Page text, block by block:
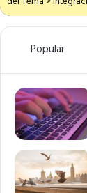
Popular